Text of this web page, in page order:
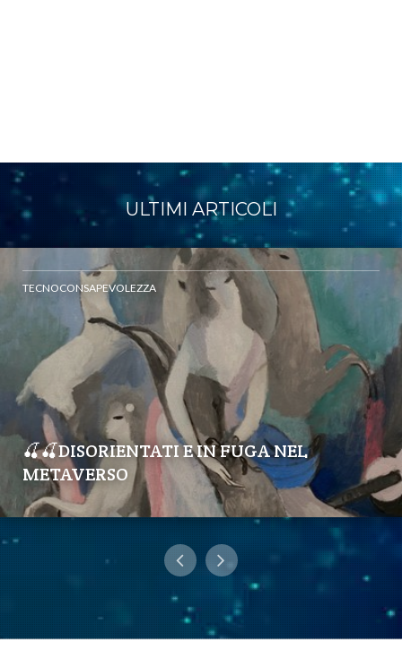
ULTIMI ARTICOLI
TECNOCONSAPEVOLEZZA
🍒🍒DISORIENTATI E IN FUGA NEL
METAVERSO